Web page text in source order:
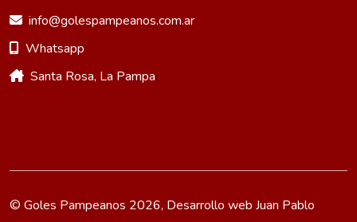
info@golespampeanos.com.ar
Whatsapp
Santa Rosa, La Pampa
© Goles Pampeanos 2026, Desarrollo web Juan Pablo